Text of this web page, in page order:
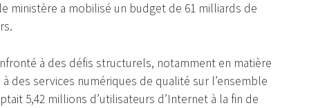
ministère a mobilisé un budget de 61 milliards de
à des défis structurels, notamment en matière
des services numériques de qualité sur l’ensemble
5,42 millions d’utilisateurs d’Internet à la fin de